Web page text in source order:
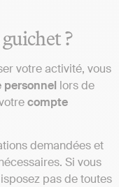
?
votre activité, vous
personnel lors de
compte
demandées et
Si vous
pas de toutes